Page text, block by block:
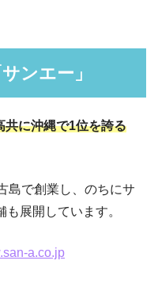
ンエー」
共に沖縄で1位を誇る
島で創業し、のちにサ
展開しています。
a.co.jp